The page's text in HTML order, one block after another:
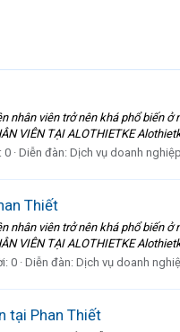
nhân viên trở nên khá phổ biến
VIÊN TẠI ALOTHIETKE
0 Diễn đàn: Dịch vụ doanh nghiệp
Thiết
nhân viên trở nên khá phổ biến
VIÊN TẠI ALOTHIETKE
0 Diễn đàn: Dịch vụ doanh
tại Phan Thiết